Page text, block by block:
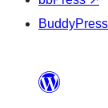
BuddyPress